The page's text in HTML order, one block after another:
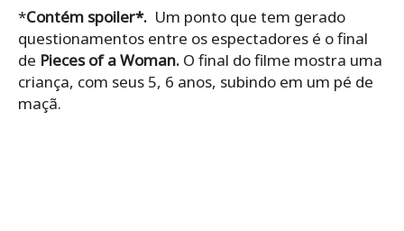
*Contém spoiler*. Um ponto que tem gerado
questionamentos entre os espectadores é o final
de Pieces of a Woman. O final do filme mostra uma
criança, com seus 5, 6 anos, subindo em um pé de
maçã.